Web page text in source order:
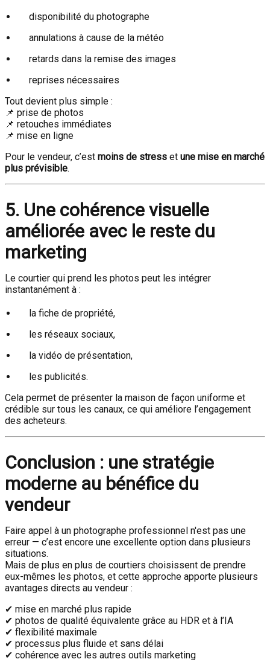
disponibilité du photographe
annulations à cause de la météo
retards dans la remise des images
reprises nécessaires
Tout devient plus simple :
📌 prise de photos
📌 retouches immédiates
📌 mise en ligne
Pour le vendeur, c’est moins de stress et une mise en marché
plus prévisible.
5. Une cohérence visuelle
améliorée avec le reste du
marketing
Le courtier qui prend les photos peut les intégrer
instantanément à :
la fiche de propriété,
les réseaux sociaux,
la vidéo de présentation,
les publicités.
Cela permet de présenter la maison de façon uniforme et
crédible sur tous les canaux, ce qui améliore l’engagement
des acheteurs.
Conclusion : une stratégie
moderne au bénéfice du
vendeur
Faire appel à un photographe professionnel n'est pas une
erreur — c’est encore une excellente option dans plusieurs
situations.
Mais de plus en plus de courtiers choisissent de prendre
eux-mêmes les photos, et cette approche apporte plusieurs
avantages directs au vendeur :
✔ mise en marché plus rapide
✔ photos de qualité équivalente grâce au HDR et à l’IA
✔ flexibilité maximale
✔ processus plus fluide et sans délai
✔ cohérence avec les autres outils marketing